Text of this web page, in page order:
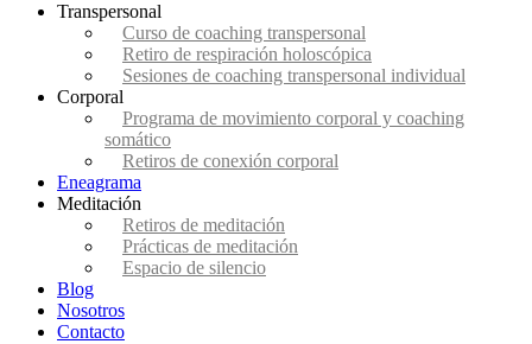
Transpersonal
Curso de coaching transpersonal
Retiro de respiración holoscópica
Sesiones de coaching transpersonal individual
Corporal
Programa de movimiento corporal y coaching
somático
Retiros de conexión corporal
Eneagrama
Meditación
Retiros de meditación
Prácticas de meditación
Espacio de silencio
Blog
Nosotros
Contacto